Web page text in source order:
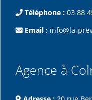
Téléphone : 03 88
Email : info@la-
Agence à